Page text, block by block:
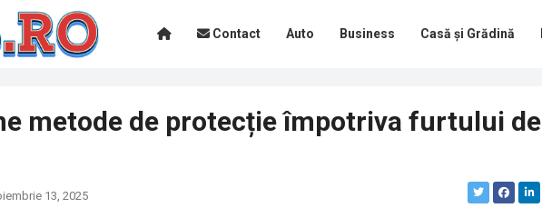
Contact Auto Business Casă și Grădină
metode de protecție împotriva furtului de
13, 2025